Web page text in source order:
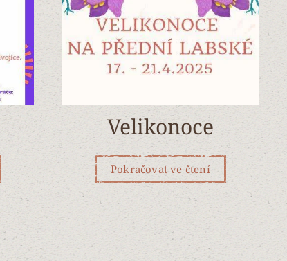
Velikonoce
Pokračovat ve čtení